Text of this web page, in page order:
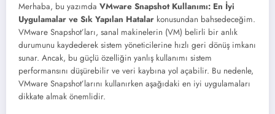
Merhaba, bu yazımda VMware Snapshot Kullanımı: En İyi
Uygulamalar ve Sık Yapılan Hatalar konusundan bahsedeceğim.
VMware Snapshot’ları, sanal makinelerin (VM) belirli bir anlık
durumunu kaydederek sistem yöneticilerine hızlı geri dönüş imkanı
sunar. Ancak, bu güçlü özelliğin yanlış kullanımı sistem
performansını düşürebilir ve veri kaybına yol açabilir. Bu nedenle,
VMware Snapshot’larını kullanırken aşağıdaki en iyi uygulamaları
dikkate almak önemlidir.